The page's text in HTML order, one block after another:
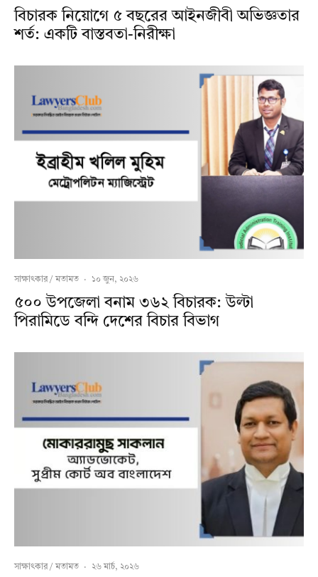
বিচারক নিয়োগে ৫ বছরের আইনজীবী অভিজ্ঞতার
শর্ত: একটি বাস্তবতা-নিরীক্ষা
সাক্ষাৎকার / মতামত · ১০ জুন, ২০২৬
৫০০ উপজেলা বনাম ৩৬২ বিচারক: উল্টা
পিরামিডে বন্দি দেশের বিচার বিভাগ
সাক্ষাৎকার / মতামত · ২৬ মার্চ, ২০২৬